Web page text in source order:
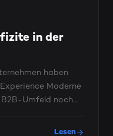
in der
haben
Moderne
Umfeld noch
Lesen